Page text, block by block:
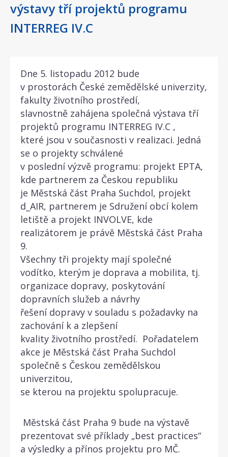
výstavy tří projektů programu
INTERREG IV.C
Dne 5. listopadu 2012 bude
v prostorách České zemědělské univerzity,
fakulty životního prostředí,
slavnostně zahájena společná výstava tří
projektů programu INTERREG IV.C ,
které jsou v současnosti v realizaci. Jedná
se o projekty schválené
v poslední výzvě programu: projekt EPTA,
kde partnerem za Českou republiku
je Městská část Praha Suchdol, projekt
d_AIR, partnerem je Sdružení obcí kolem
letiště a projekt INVOLVE, kde
realizátorem je právě Městská část Praha
9.
Všechny tři projekty mají společné
vodítko, kterým je doprava a mobilita, tj.
organizace dopravy, poskytování
dopravních služeb a návrhy
řešení dopravy v souladu s požadavky na
zachování k a zlepšení
kvality životního prostředí. Pořadatelem
akce je Městská část Praha Suchdol
společně s Českou zemědělskou
univerzitou,
se kterou na projektu spolupracuje.
Městská část Praha 9 bude na výstavě
prezentovat své příklady „best practices“
a výsledky a přínos projektu pro MČ.